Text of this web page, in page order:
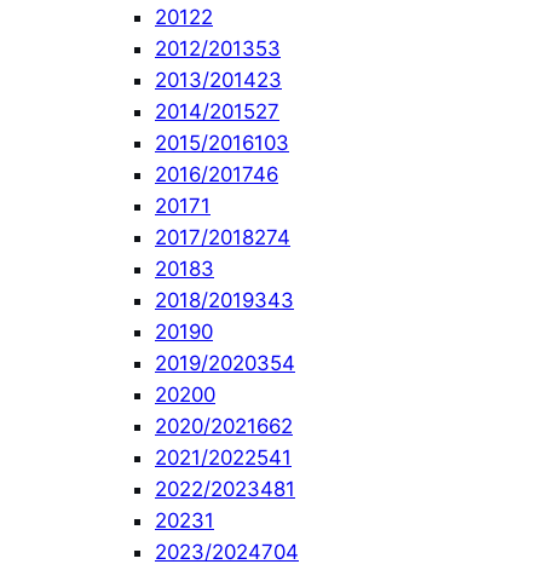
20122
2012/201353
2013/201423
2014/201527
2015/2016103
2016/201746
20171
2017/2018274
20183
2018/2019343
20190
2019/2020354
20200
2020/2021662
2021/2022541
2022/2023481
20231
2023/2024704